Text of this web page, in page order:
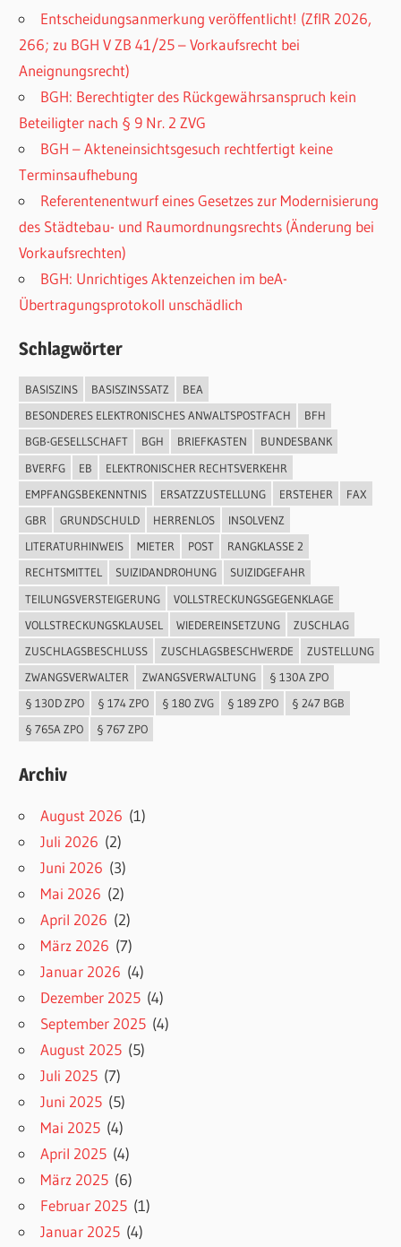
Entscheidungsanmerkung veröffentlicht! (ZfIR 2026,
266; zu BGH V ZB 41/25 – Vorkaufsrecht bei
Aneignungsrecht)
BGH: Berechtigter des Rückgewährsanspruch kein
Beteiligter nach § 9 Nr. 2 ZVG
BGH – Akteneinsichtsgesuch rechtfertigt keine
Terminsaufhebung
Referentenentwurf eines Gesetzes zur Modernisierung
des Städtebau- und Raumordnungsrechts (Änderung bei
Vorkaufsrechten)
BGH: Unrichtiges Aktenzeichen im beA-
Übertragungsprotokoll unschädlich
Schlagwörter
BASISZINS BASISZINSSATZ
BEA
BESONDERES ELEKTRONISCHES ANWALTSPOSTFACH
BFH
BGB-GESELLSCHAFT
BGH BRIEFKASTEN
BUNDESBANK
BVERFG
EB
ELEKTRONISCHER RECHTSVERKEHR
EMPFANGSBEKENNTNIS
ERSATZZUSTELLUNG ERSTEHER
FAX
GBR
GRUNDSCHULD HERRENLOS
INSOLVENZ
LITERATURHINWEIS
MIETER POST
RANGKLASSE 2
RECHTSMITTEL
SUIZIDANDROHUNG
SUIZIDGEFAHR
TEILUNGSVERSTEIGERUNG
VOLLSTRECKUNGSGEGENKLAGE
VOLLSTRECKUNGSKLAUSEL
WIEDEREINSETZUNG
ZUSCHLAG
ZUSCHLAGSBESCHLUSS
ZUSCHLAGSBESCHWERDE
ZUSTELLUNG
ZWANGSVERWALTER
ZWANGSVERWALTUNG
§ 130A ZPO
§ 130D ZPO
§ 174 ZPO § 180 ZVG § 189 ZPO
§ 247 BGB
§ 765A ZPO
§ 767 ZPO
Archiv
August 2026 (1)
Juli 2026 (2)
Juni 2026 (3)
Mai 2026 (2)
April 2026 (2)
März 2026 (7)
Januar 2026 (4)
Dezember 2025 (4)
September 2025 (4)
August 2025 (5)
Juli 2025 (7)
Juni 2025 (5)
Mai 2025 (4)
April 2025 (4)
März 2025 (6)
Februar 2025 (1)
Januar 2025 (4)